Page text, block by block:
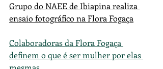
Grupo do NAEE de Ibiapina realiza
ensaio fotográfico na Flora Fogaça
Colaboradoras da Flora Fogaça
definem o que é ser mulher por elas